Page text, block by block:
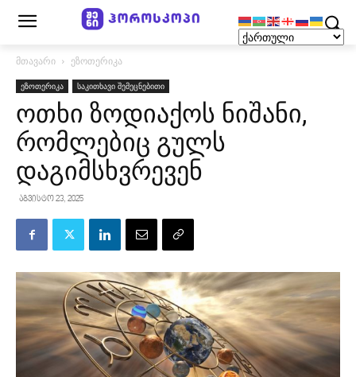
მთავარი ეზოთერიკა
ეზოთერიკა საკითხავი შემეცნებითი
ოთხი ზოდიაქოს ნიშანი,
რომლებიც გულს
დაგიმსხვრევენ
აგვისტო 23, 2025